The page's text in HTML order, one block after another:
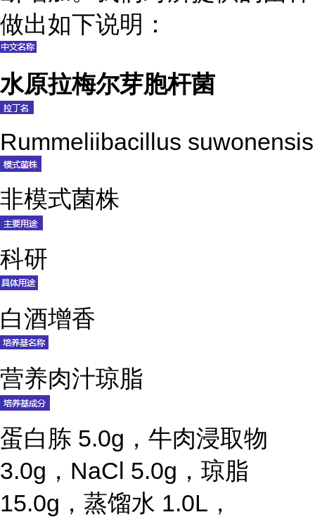
做出如下说明：
水原拉梅尔芽胞杆菌
Rummeliibacillus suwonensis
非模式菌株
科研
白酒增香
营养肉汁琼脂
蛋白胨 5.0g，牛肉浸取物
3.0g，NaCl 5.0g，琼脂
15.0g，蒸馏水 1.0L，